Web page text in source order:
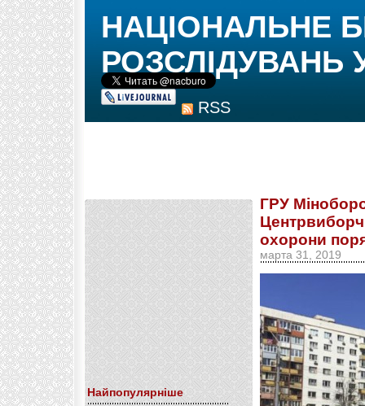
RSS
НАЦІОНАЛЬНЕ
РОЗСЛІДУВАНЬ
Найпопулярніше
ГРУ
охорони
марта 31, 2019